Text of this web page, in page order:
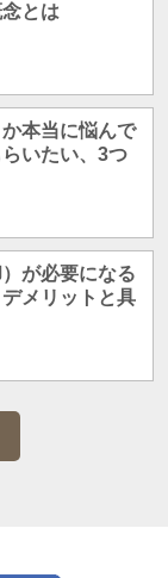
とは
本当に悩んで
いたい、3つ
が必要になる
メリットと具